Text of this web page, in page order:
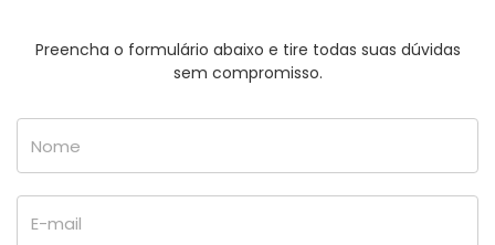
Preencha o formulário abaixo e tire todas suas dúvidas
sem compromisso.